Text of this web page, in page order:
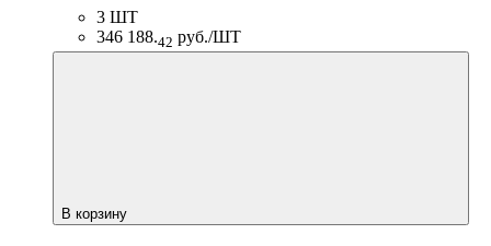
3 ШТ
346 188.42 руб./ШТ
В корзину